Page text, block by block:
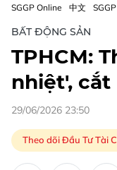
SGGP Online 中文
BẤT ĐỘNG SẢN
TPHCM:
nhiệt',
29/06/2026 23:50
Theo dõi Đầu Tư Tài